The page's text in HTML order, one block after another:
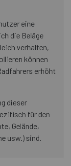
eine
die Beläge
verhalten,
können
erhöht
dieser
für den
Gelände,
usw.) sind.